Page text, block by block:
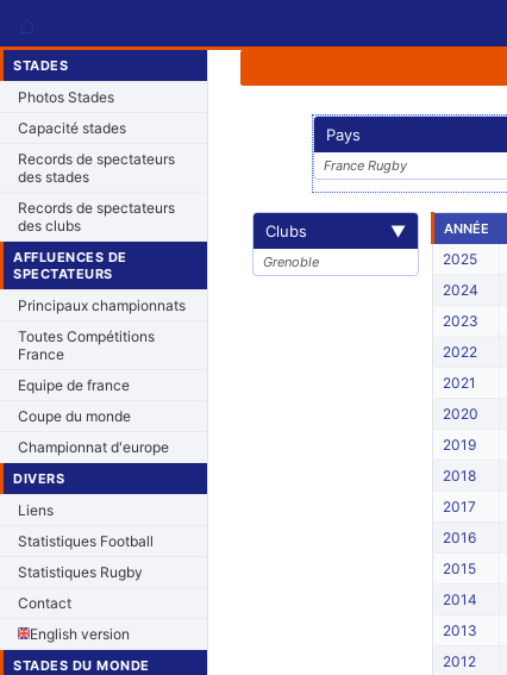
STADES
Photos Stades
Capacité stades
Records de spectateurs
des stades
Records de spectateurs
des clubs
AFFLUENCES DE
SPECTATEURS
Principaux championnats
Toutes Compétitions
France
Equipe de france
Coupe du monde
Championnat d'europe
DIVERS
Liens
Statistiques Football
Statistiques Rugby
Contact
English version
STADES DU MONDE
Pays
France Rugby
Clubs ▼
Grenoble
ANNÉE
2025
2024
2023
2022
2021
2020
2019
2018
2017
2016
2015
2014
2013
2012